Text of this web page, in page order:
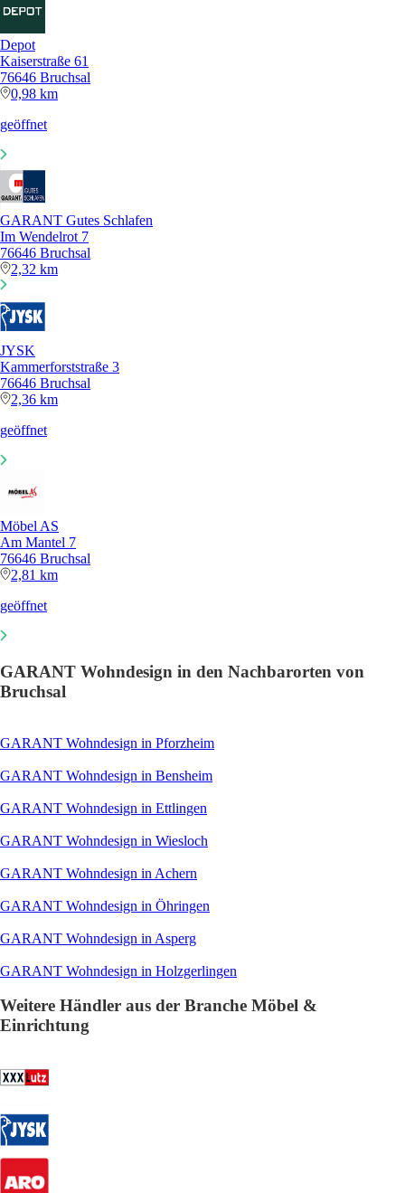
Depot
Kaiserstraße 61
76646 Bruchsal
0,98 km
geöffnet
GARANT Gutes Schlafen
Im Wendelrot 7
76646 Bruchsal
2,32 km
JYSK
Kammerforststraße 3
76646 Bruchsal
2,36 km
geöffnet
Möbel AS
Am Mantel 7
76646 Bruchsal
2,81 km
geöffnet
GARANT Wohndesign in den Nachbarorten von
Bruchsal
GARANT Wohndesign in Pforzheim
GARANT Wohndesign in Bensheim
GARANT Wohndesign in Ettlingen
GARANT Wohndesign in Wiesloch
GARANT Wohndesign in Achern
GARANT Wohndesign in Öhringen
GARANT Wohndesign in Asperg
GARANT Wohndesign in Holzgerlingen
Weitere Händler aus der Branche Möbel &
Einrichtung